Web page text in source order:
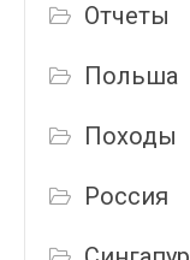
Отчеты
Польша
Походы
Россия